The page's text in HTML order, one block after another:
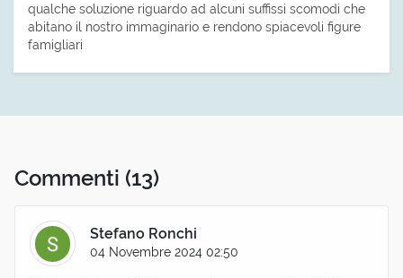
qualche soluzione riguardo ad alcuni suffissi scomodi che
abitano il nostro immaginario e rendono spiacevoli figure
famigliari
Commenti (13)
Stefano Ronchi
04 Novembre 2024 02:50